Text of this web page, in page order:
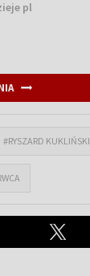
pl
#RYSZARD KUKLIŃSKI